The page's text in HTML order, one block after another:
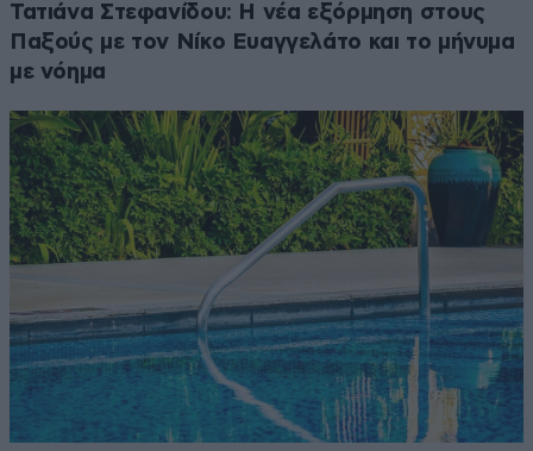
Τατιάνα Στεφανίδου: Η νέα εξόρμηση στους
Παξούς με τον Νίκο Ευαγγελάτο και το μήνυμα
με νόημα